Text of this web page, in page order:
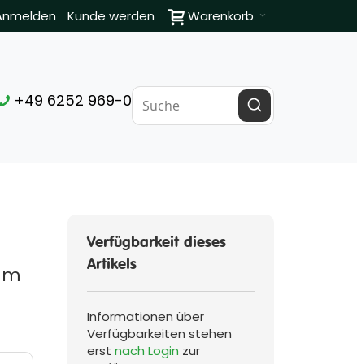
Warenkorb
Kunde werden
+49 6252 969-0
Verfügbarkeit dieses
Artikels
Informationen über
Verfügbarkeiten stehen
erstnach Login zur